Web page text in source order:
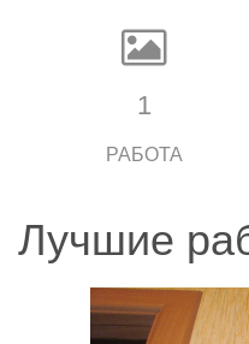
1
РАБОТА
Лучшие